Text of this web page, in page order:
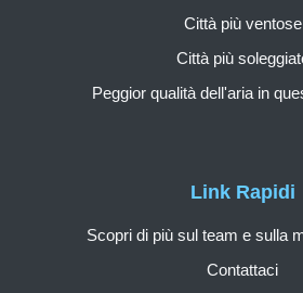
Link Rapidi
Scopri di più sul team e sulla
Contattaci
Città più ventose
Città più
Peggior qualità dell'aria in